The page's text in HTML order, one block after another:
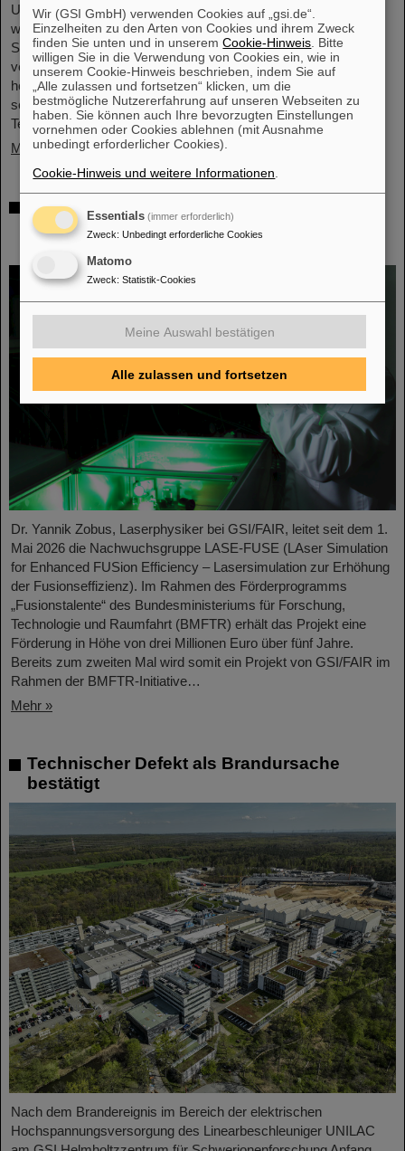
Universität Warschau mit der Ehrendoktorwürde ausgezeichnet
worden. Sie wurde am 6. Mai 2026 im Rahmen einer feierlichen
Sitzung des Senats der Technischen Universität Warschau
verliehen. Die Universität würdigt damit Giubellinos
herausragende Beiträge zur Kern- und Teilchenphysik sowie
seine langjährige und erfolgreiche Zusammenarbeit mit der
Technischen Universität Warschau. ...
Mehr »
Millionenförderung des BMFTR für
Fusionsforschung – Dr. Yannik Zobus von
GSI/FAIR wirbt Nachwuchsgruppe ein
Dr. Yannik Zobus, Laserphysiker bei GSI/FAIR, leitet seit dem 1.
Mai 2026 die Nachwuchsgruppe LASE-FUSE (LAser Simulation
for Enhanced FUSion Efficiency – Lasersimulation zur Erhöhung
der Fusionseffizienz). Im Rahmen des Förderprogramms
„Fusionstalente“ des Bundesministeriums für Forschung,
Technologie und Raumfahrt (BMFTR) erhält das Projekt eine
Förderung in Höhe von drei Millionen Euro über fünf Jahre.
Bereits zum zweiten Mal wird somit ein Projekt von GSI/FAIR im
Rahmen der BMFTR-Initiative…
Mehr »
Technischer Defekt als Brandursache
bestätigt
Nach dem Brandereignis im Bereich der elektrischen
Hochspannungsversorgung des Linearbeschleuniger UNILAC
Wir (GSI GmbH) verwenden Cookies auf „gsi.de“.
Einzelheiten zu den Arten von Cookies und ihrem Zweck
finden Sie unten und in unseremCookie-Hinweis . Bitte
willigen Sie in die Verwendung von Cookies ein, wie in
unserem Cookie-Hinweis beschrieben, indem Sie auf
„Alle zulassen und fortsetzen“ klicken, um die
bestmögliche Nutzererfahrung auf unseren Webseiten zu
haben. Sie können auch Ihre bevorzugten Einstellungen
vornehmen oder Cookies ablehnen (mit Ausnahme
unbedingt erforderlicher Cookies).
Cookie-Hinweis und weitere Informationen
Essentials (immer erforderlich)
Zweck: Unbedingt erforderliche Cookies
Matomo
Zweck: Statistik-Cookies
Meine Auswahl bestätigen
Alle zulassen und fortsetzen